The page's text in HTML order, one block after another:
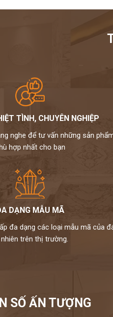
TÌNH, CHUYÊN NGHIỆP
nghe để tư vấn những sản
hợp nhất cho bạn
DẠNG MẪU MÃ
đa dạng các loại mẫu mã của
trên thị trường.
SỐ ẤN TƯỢNG